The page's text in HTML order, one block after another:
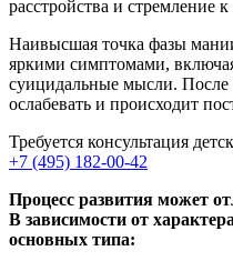
расстройства и стремление
Наивысшая точка фазы
яркими симптомами,
суицидальные мысли.
ослабевать и происходит
Требуется консультация
+7 (495) 182-00-42
Процесс развития может
В зависимости от
основных типа: